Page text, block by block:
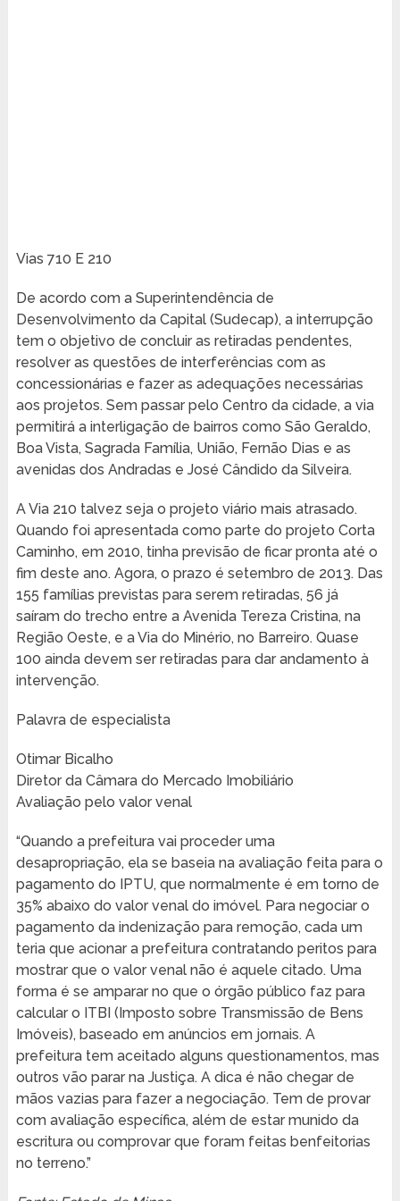
Vias 710 E 210
De acordo com a Superintendência de
Desenvolvimento da Capital (Sudecap), a interrupção
tem o objetivo de concluir as retiradas pendentes,
resolver as questões de interferências com as
concessionárias e fazer as adequações necessárias
aos projetos. Sem passar pelo Centro da cidade, a via
permitirá a interligação de bairros como São Geraldo,
Boa Vista, Sagrada Família, União, Fernão Dias e as
avenidas dos Andradas e José Cândido da Silveira.
A Via 210 talvez seja o projeto viário mais atrasado.
Quando foi apresentada como parte do projeto Corta
Caminho, em 2010, tinha previsão de ficar pronta até o
fim deste ano. Agora, o prazo é setembro de 2013. Das
155 famílias previstas para serem retiradas, 56 já
saíram do trecho entre a Avenida Tereza Cristina, na
Região Oeste, e a Via do Minério, no Barreiro. Quase
100 ainda devem ser retiradas para dar andamento à
intervenção.
Palavra de especialista
Otimar Bicalho
Diretor da Câmara do Mercado Imobiliário
Avaliação pelo valor venal
“Quando a prefeitura vai proceder uma
desapropriação, ela se baseia na avaliação feita para o
pagamento do IPTU, que normalmente é em torno de
35% abaixo do valor venal do imóvel. Para negociar o
pagamento da indenização para remoção, cada um
teria que acionar a prefeitura contratando peritos para
mostrar que o valor venal não é aquele citado. Uma
forma é se amparar no que o órgão público faz para
calcular o ITBI (Imposto sobre Transmissão de Bens
Imóveis), baseado em anúncios em jornais. A
prefeitura tem aceitado alguns questionamentos, mas
outros vão parar na Justiça. A dica é não chegar de
mãos vazias para fazer a negociação. Tem de provar
com avaliação específica, além de estar munido da
escritura ou comprovar que foram feitas benfeitorias
no terreno.”